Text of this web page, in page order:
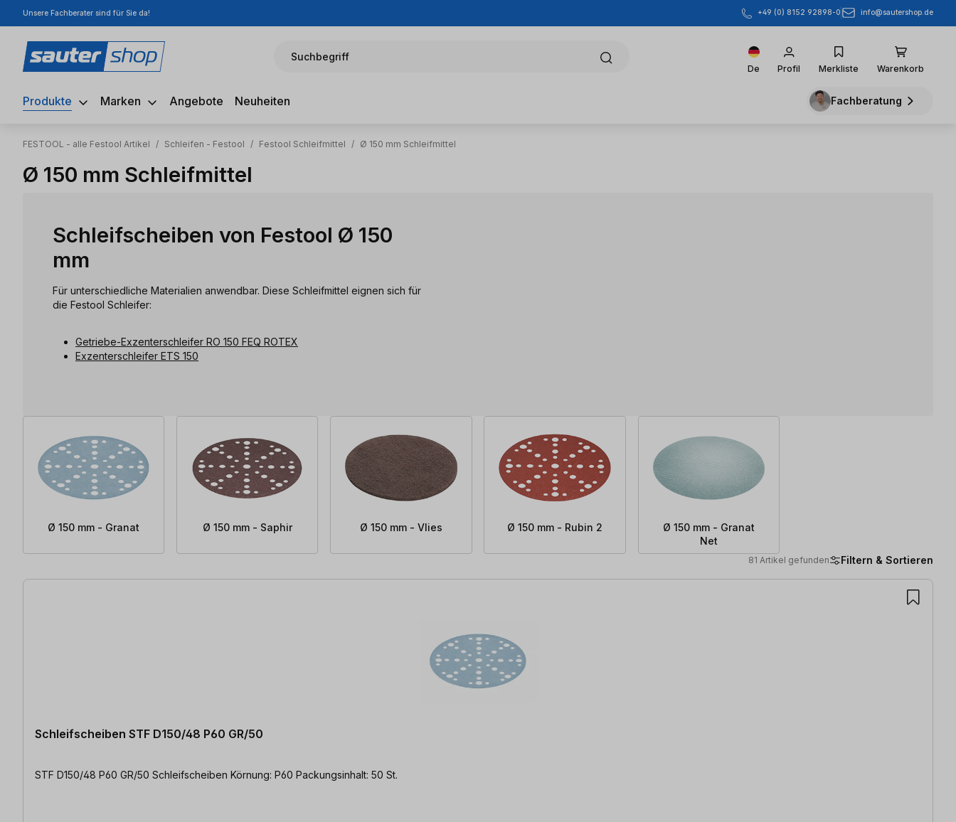
Hauptinhalt springen
Zur Suche springen
Zur Hauptnavigation springen
Unsere Fachberater sind für Sie da! +49 (0) 8152 92898-0 info@sautershop.de
Suchbegriff
De Profil Merkliste Warenkorb
Produkte Marken Angebote Neuheiten Fachberatung
FESTOOL - alle Festool Artikel / Schleifen - Festool / Festool Schleifmittel / Ø 150 mm Schleifmittel
Ø 150 mm Schleifmittel
Schleifscheiben von Festool Ø 150
mm
Für unterschiedliche Materialien anwendbar. Diese Schleifmittel eignen sich für
die Festool Schleifer:
Getriebe-Exzenterschleifer RO 150 FEQ ROTEX
Exzenterschleifer ETS 150
Ø 150 mm - Granat Ø 150 mm - Saphir Ø 150 mm - Vlies Ø 150 mm - Rubin 2
Ø 150 mm - Granat
Net
81 Artikel gefunden Filtern & Sortieren
81 Artikel gefunden
Schleifscheiben STF D150/48 P60 GR/50
STF D150/48 P60 GR/50 Schleifscheiben Körnung: P60 Packungsinhalt: 50 St.